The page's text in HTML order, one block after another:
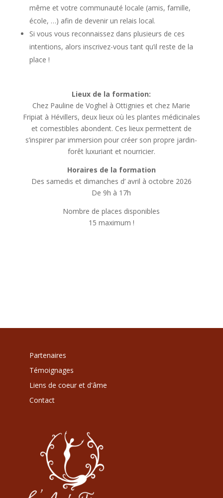
même et votre communauté locale (amis, famille,
école, …) afin de devenir un relais local.
Si vous vous reconnaissez dans plusieurs de ces
intentions, alors inscrivez-vous tant qu’il reste de la
place !
Lieux de la formation:
Chez Pauline de Voghel à Ottignies et chez Marie
Fripiat à Hévillers, deux lieux où les plantes médicinales
et comestibles abondent. Ces lieux permettent de
s’inspirer par immersion pour créer son propre jardin-
forêt luxuriant et nourricier.
Horaires de la formation
Des samedis et dimanches d’ avril à octobre 2026
De 9h à 17h
Nombre de places disponibles
15 maximum !
Partenaires
Témoignages
Liens de coeur et d'âme
Contact